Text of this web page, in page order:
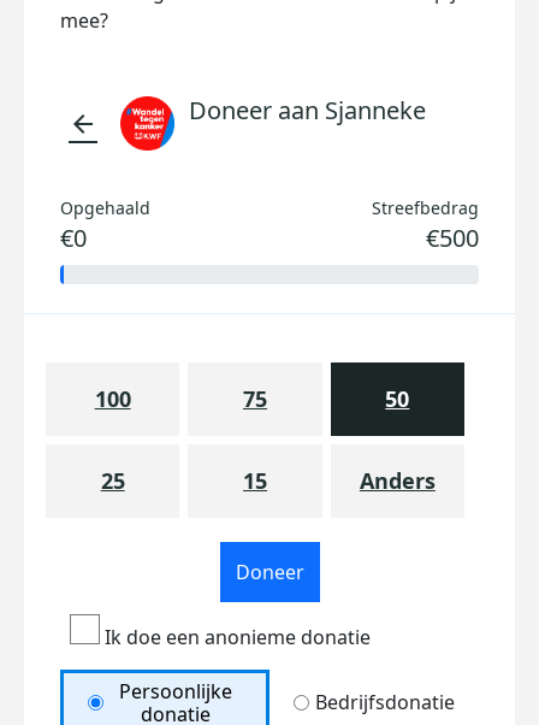
mee?
arrow_back Doneer aan Sjanneke
Opgehaald
€0
Streefbedrag
€500
100 75 50
25 15 Anders
Doneer
Ik doe een anonieme donatie
Persoonlijke
donatie
Bedrijfsdonatie